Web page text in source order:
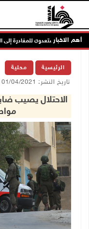
أهم الاخبار
الرئيسية محلية
تاريخ النشر: 01/04/2021 09:33 ص
الاحتلال يصيب